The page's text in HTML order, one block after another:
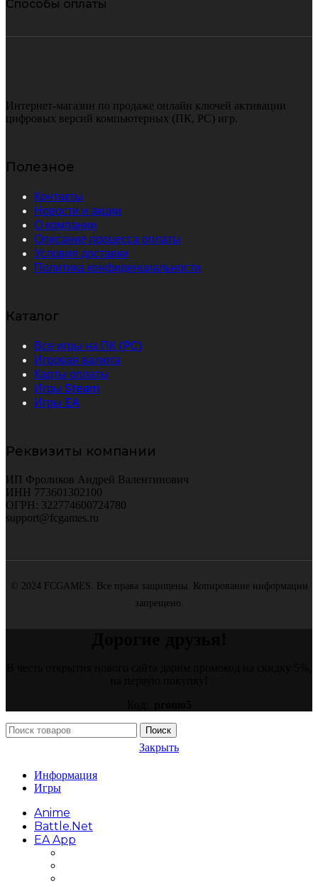
Способы оплаты
Интернет-магазин по продаже онлайн ключей активации
цифровых версий компьютерных (ПК, PC) игр.
Полезное
Контакты
Новости и акции
О компании
Описание процесса оплаты
Условия доставки
Политика конфиденциальности
Каталог
Все игры на ПК (PC)
Игровая валюта
Карты оплаты
Игры Steam
Игры EA
Реквизиты компании
ИП Фроликов Андрей Валентинович
ИНН 773601302100
ОГРН: 322774600724780
support@fcgames.ru
© 2024 FCGAMES. Все права защищены. Копирование информации
запрещено.
Поиск
Закрыть
Информация
Игры
Anime
Battle.net
EA App